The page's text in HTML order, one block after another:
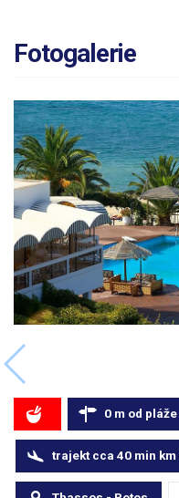
Fotogalerie
0 m od pláže
trajekt cca 40 min km